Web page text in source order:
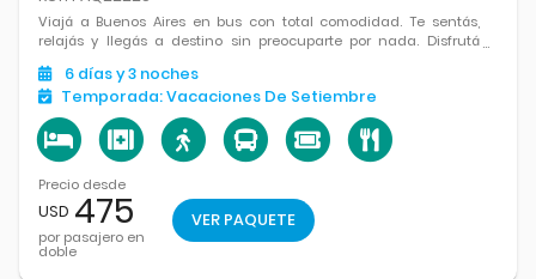
Viajá a Buenos Aires en bus con total comodidad. Te sentás,
relajás y llegás a destino sin preocuparte por nada. Disfrutá
naturaleza, diversión y la energía única de la ciudad Buenos
Aires.
6 díasy 3 noches
Temporada:Vacaciones De Setiembre
Precio desde
USD 475
por pasajero en
doble
VER PAQUETE